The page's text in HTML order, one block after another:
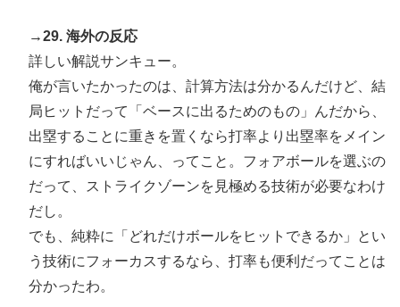
→29. 海外の反応
詳しい解説サンキュー。
俺が言いたかったのは、計算方法は分かるんだけど、結
局ヒットだって「ベースに出るためのもの」んだから、
出塁することに重きを置くなら打率より出塁率をメイン
にすればいいじゃん、ってこと。フォアボールを選ぶの
だって、ストライクゾーンを見極める技術が必要なわけ
だし。
でも、純粋に「どれだけボールをヒットできるか」とい
う技術にフォーカスするなら、打率も便利だってことは
分かったわ。